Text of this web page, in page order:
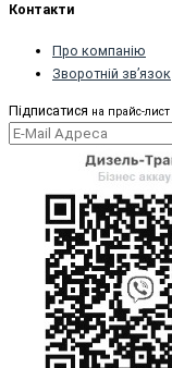
Контакти
Про компанію
Зворотній зв’язок
Підписатися на прайс-лист